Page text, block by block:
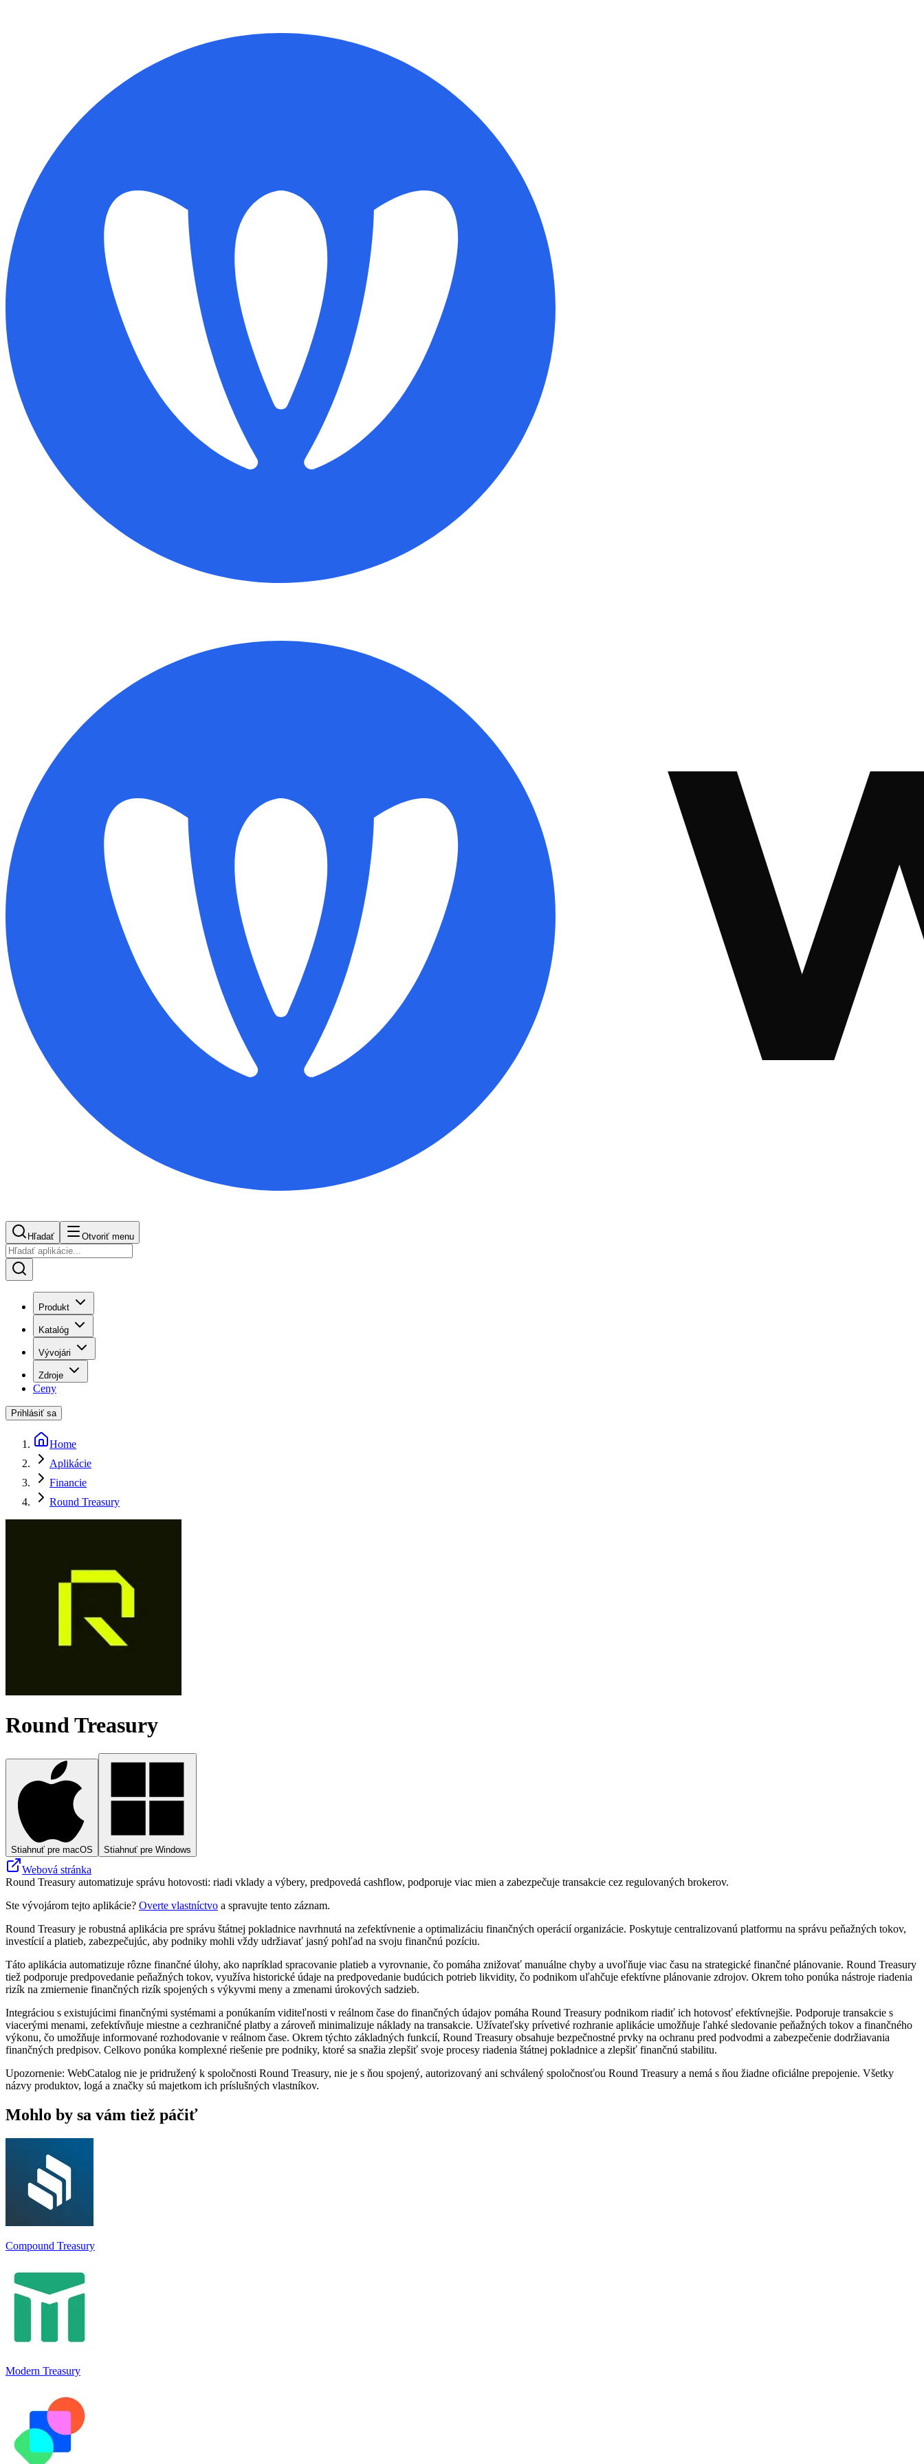
Hľadať Otvoriť menu
Produkt
Katalóg
Vývojári
Zdroje
Ceny
Prihlásiť sa
Home
Aplikácie
Financie
Round Treasury
Round Treasury
Stiahnuť pre macOS Stiahnuť pre Windows
Webová stránka
Round Treasury automatizuje správu hotovosti: riadi vklady a výbery, predpovedá cashflow, podporuje viac mien a zabezpečuje transakcie cez regulovaných brokerov.
Ste vývojárom tejto aplikácie? Overte vlastníctvo a spravujte tento záznam.
Round Treasury je robustná aplikácia pre správu štátnej pokladnice navrhnutá na zefektívnenie a optimalizáciu finančných operácií organizácie. Poskytuje centralizovanú platformu na správu peňažných tokov,
investícií a platieb, zabezpečujúc, aby podniky mohli vždy udržiavať jasný pohľad na svoju finančnú pozíciu.
Táto aplikácia automatizuje rôzne finančné úlohy, ako napríklad spracovanie platieb a vyrovnanie, čo pomáha znižovať manuálne chyby a uvoľňuje viac času na strategické finančné plánovanie. Round Treasury
tiež podporuje predpovedanie peňažných tokov, využíva historické údaje na predpovedanie budúcich potrieb likvidity, čo podnikom uľahčuje efektívne plánovanie zdrojov. Okrem toho ponúka nástroje riadenia
rizík na zmiernenie finančných rizík spojených s výkyvmi meny a zmenami úrokových sadzieb.
Integráciou s existujúcimi finančnými systémami a ponúkaním viditeľnosti v reálnom čase do finančných údajov pomáha Round Treasury podnikom riadiť ich hotovosť efektívnejšie. Podporuje transakcie s
viacerými menami, zefektívňuje miestne a cezhraničné platby a zároveň minimalizuje náklady na transakcie. Užívateľsky prívetivé rozhranie aplikácie umožňuje ľahké sledovanie peňažných tokov a finančného
výkonu, čo umožňuje informované rozhodovanie v reálnom čase. Okrem týchto základných funkcií, Round Treasury obsahuje bezpečnostné prvky na ochranu pred podvodmi a zabezpečenie dodržiavania
finančných predpisov. Celkovo ponúka komplexné riešenie pre podniky, ktoré sa snažia zlepšiť svoje procesy riadenia štátnej pokladnice a zlepšiť finančnú stabilitu.
Upozornenie: WebCatalog nie je pridružený k spoločnosti Round Treasury, nie je s ňou spojený, autorizovaný ani schválený spoločnosťou Round Treasury a nemá s ňou žiadne oficiálne prepojenie. Všetky
názvy produktov, logá a značky sú majetkom ich príslušných vlastníkov.
Mohlo by sa vám tiež páčiť
Compound Treasury
Modern Treasury